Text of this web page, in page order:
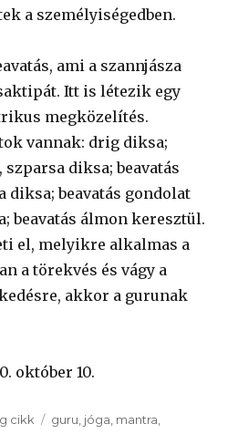
a személyiségedben.
ami a szannjásza
Itt is létezik egy
megközelítés.
vannak: drig diksa;
szparsa diksa; beavatás
diksa; beavatás gondolat
beavatás álmon keresztül.
el, melyikre alkalmas a
a törekvés és vágy a
akkor a gurunak
október 10.
cikk Címke
guru, jóga, mantra,